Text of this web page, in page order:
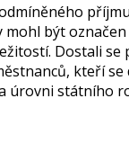
být
Dostali
kteří
státního